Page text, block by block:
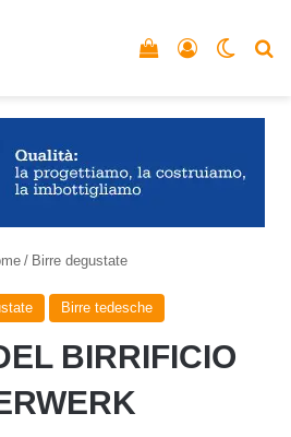
Accedi
Vedi il carrello
/ Birre degustate
Birre tedesche
BIRRIFICIO